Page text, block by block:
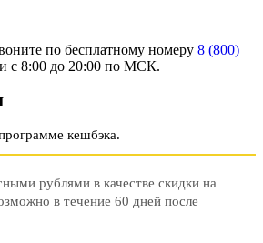
по бесплатному номеру 8 (800)
с 8:00 до 20:00 по МСК.
кешбэка.
рублями в качестве скидки на
в течение 60 дней после